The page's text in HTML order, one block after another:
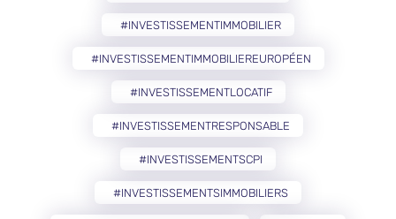
#INVESTISSEMENTIMMOBILIER
#INVESTISSEMENTIMMOBILIEREUROPÉEN
#INVESTISSEMENTLOCATIF
#INVESTISSEMENTRESPONSABLE
#INVESTISSEMENTSCPI
#INVESTISSEMENTSIMMOBILIERS